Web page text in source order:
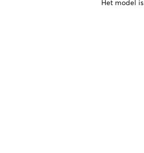
Het model is